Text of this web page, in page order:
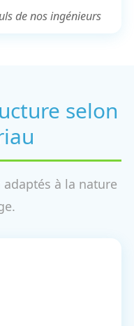
de nos ingénieurs
selon
à la nature